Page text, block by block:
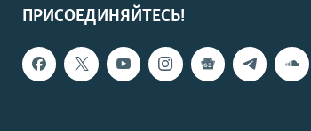
ПРИСОЕДИНЯЙТЕСЬ!